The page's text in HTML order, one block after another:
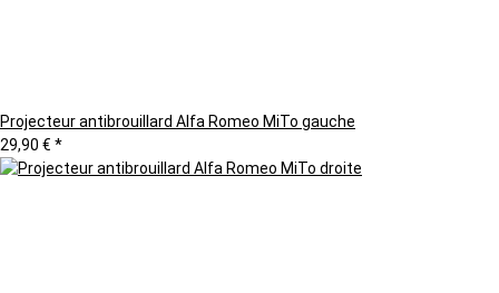
Projecteur antibrouillard Alfa Romeo MiTo gauche
29,90 € *